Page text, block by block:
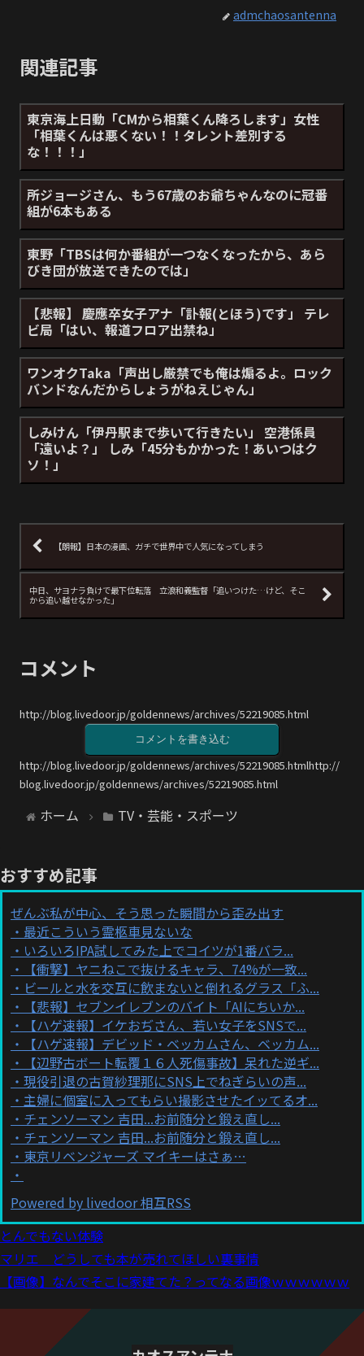
admchaosantenna
関連記事
東京海上日動「CMから相葉くん降ろします」女性
「相葉くんは悪くない！！タレント差別する
な！！！」
所ジョージさん、もう67歳のお爺ちゃんなのに冠番
組が6本もある
東野「TBSは何か番組が一つなくなったから、あら
びき団が放送できたのでは」
【悲報】 慶應卒女子アナ「訃報(とほう)です」 テレ
ビ局「はい、報道フロア出禁ね」
ワンオクTaka「声出し厳禁でも俺は煽るよ。ロック
バンドなんだからしょうがねえじゃん」
しみけん「伊丹駅まで歩いて行きたい」 空港係員
「遠いよ？」 しみ「45分もかかった！あいつはク
ソ！」
【朗報】日本の漫画、ガチで世界中で人気になってしまう
中日、サヨナラ負けで最下位転落 立浪和義監督「追いつけた…けど、そこ
から追い越せなかった」
コメント
http://blog.livedoor.jp/goldennews/archives/52219085.html
コメントを書き込む
http://blog.livedoor.jp/goldennews/archives/52219085.htmlhttp://
blog.livedoor.jp/goldennews/archives/52219085.html
ホーム TV・芸能・スポーツ
おすすめ記事
ぜんぶ私が中心、そう思った瞬間から歪み出す
最近こういう霊柩車見ないな
いろいろIPA試してみた上でコイツが1番バラ...
【衝撃】ヤニねこで抜けるキャラ、74%が一致...
ビールと水を交互に飲まないと倒れるグラス「ふ...
【悲報】セブンイレブンのバイト「AIにちいか...
【ハゲ速報】イケおぢさん、若い女子をSNSで...
【ハゲ速報】デビッド・ベッカムさん、ベッカム...
【辺野古ボート転覆１６人死傷事故】呆れた逆ギ...
現役引退の古賀紗理那にSNS上でねぎらいの声...
主婦に個室に入ってもらい撮影させたイッてるオ...
チェンソーマン 吉田...お前随分と鍛え直し...
チェンソーマン 吉田...お前随分と鍛え直し...
東京リベンジャーズ マイキーはさぁ…
Powered by livedoor 相互RSS
とんでもない体験
マリエ どうしても本が売れてほしい裏事情
【画像】なんでそこに家建てた？ってなる画像ｗｗｗｗｗｗ